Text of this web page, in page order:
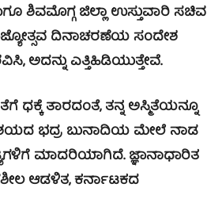
ಶಿವಮೊಗ್ಗ ಜಿಲ್ಲಾ ಉಸ್ತುವಾರಿ ಸಚಿವ
ದಿನಾಚರಣೆಯ ಸಂದೇಶ
ಅದನ್ನು ಎತ್ತಿಹಿಡಿಯುತ್ತೇವೆ.
ಧಕ್ಕೆ ತಾರದಂತೆ, ತನ್ನ ಅಸ್ಮಿತೆಯನ್ನೂ
ಭದ್ರ ಬುನಾದಿಯ ಮೇಲೆ ನಾಡ
ಮಾದರಿಯಾಗಿದೆ. ಜ್ಞಾನಾಧಾರಿತ
ಆಡಳಿತ, ಕರ್ನಾಟಕದ